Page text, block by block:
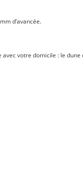
d’avancée.
votre domicile : le